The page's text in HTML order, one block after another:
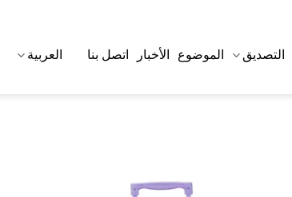
التصديق الموضوع الأخبار اتصل بنا العربية